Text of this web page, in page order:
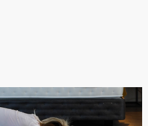
pour bien dormir
prodigue quelques notions de